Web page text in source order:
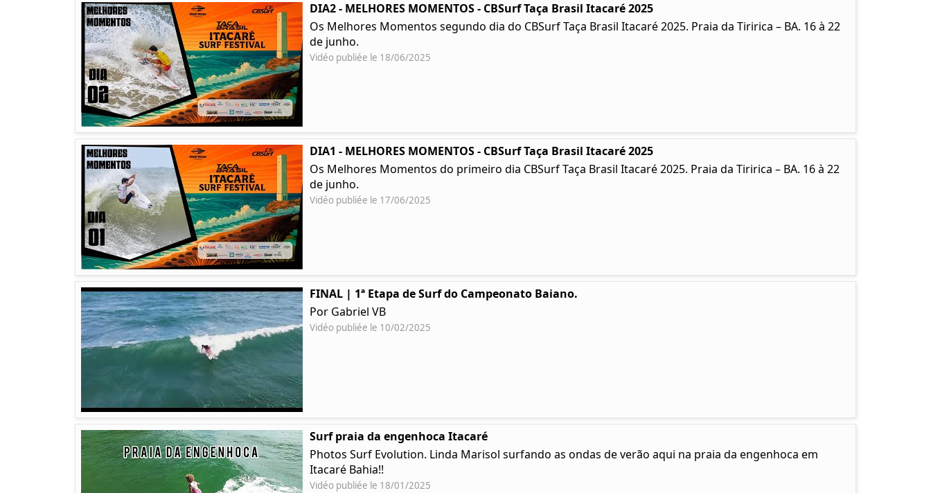
DIA2 - MELHORES MOMENTOS - CBSurf Taça Brasil Itacaré 2025
Os Melhores Momentos segundo dia do CBSurf Taça Brasil Itacaré 2025. Praia da Tiririca – BA. 16 à 22
de junho.
Vidéo publiée le 18/06/2025
DIA1 - MELHORES MOMENTOS - CBSurf Taça Brasil Itacaré 2025
Os Melhores Momentos do primeiro dia CBSurf Taça Brasil Itacaré 2025. Praia da Tiririca – BA. 16 à 22
de junho.
Vidéo publiée le 17/06/2025
FINAL | 1ª Etapa de Surf do Campeonato Baiano.
Por Gabriel VB
Vidéo publiée le 10/02/2025
Surf praia da engenhoca Itacaré
Photos Surf Evolution. Linda Marisol surfando as ondas de verão aqui na praia da engenhoca em
Itacaré Bahia!!
Vidéo publiée le 18/01/2025